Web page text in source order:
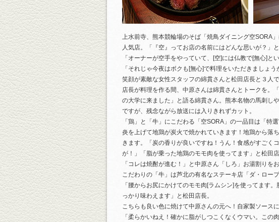
上水前寺、熊本競輪場のそば「焼鳥ダイニング空SORA
人気店。「『空』ってお店の名前にはどんな思いが？」と
「オーナーが空手をやっていて、[空]には仏教で[無心]と
「それじゃ今夜はボクも[無心]で料理をいただきましょう
笑顔が素敵な女性スタッフの綿貫さんと松田店長と３人
店長が料理を作る間、中原さんは綿貫さんとトークを。
の大学に来ました」と語る綿貫さん。熊本名物の馬刺し
ですが、残念ながら放送には入りきれずカット。
「鶏」と「牛」にこだわる「空SORA」の一品目は「特
炎を上げて地鶏が炭火で焼かれていきます！地鶏から落
きます。「炭の香りが良いですね！うん！食感がすごく
が！」「脂が乗った地鶏のモモ肉を使ってます」と松田店
「コレは焼酎が進む！」と中原さん「しろ」お湯割りを
こだわりの「牛」は芦北の有名なステーキ店「ダ・ロー
「腰からお尻にかけてのモモ肉[ラムシン]を使ってます
っかり味わえます」と松田店長。
こちらも良い色に焼けて中原さんの元へ！自家製ソース
「柔らかいねえ！確かに脂がしつこくなくウマい。この